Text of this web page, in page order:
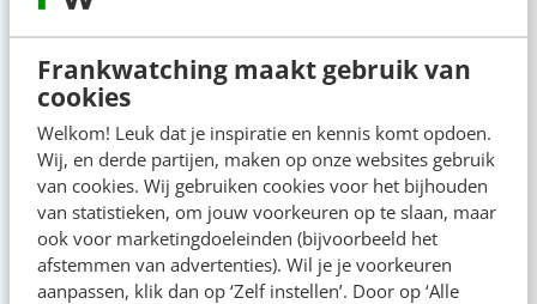
Frankwatching maakt gebruik van
cookies
Welkom! Leuk dat je inspiratie en kennis komt opdoen.
Wij, en derde partijen, maken op onze websites gebruik
van cookies. Wij gebruiken cookies voor het bijhouden
van statistieken, om jouw voorkeuren op te slaan, maar
ook voor marketingdoeleinden (bijvoorbeeld het
afstemmen van advertenties). Wil je je voorkeuren
aanpassen, klik dan op ‘Zelf instellen’. Door op ‘Alle
INCOMPANY-TRAINING